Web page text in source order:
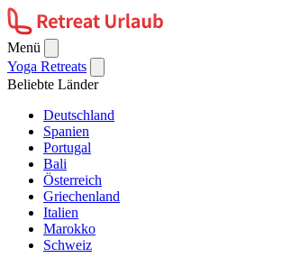
Menü
Yoga Retreats
Beliebte Länder
Deutschland
Spanien
Portugal
Bali
Österreich
Griechenland
Italien
Marokko
Schweiz